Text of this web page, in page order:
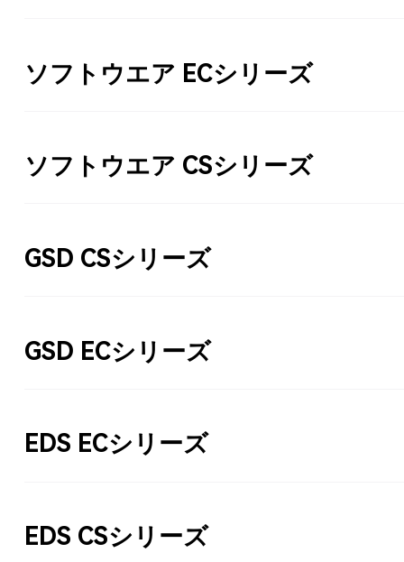
ソフトウエア ECシリーズ
ソフトウエア CSシリーズ
GSD CSシリーズ
GSD ECシリーズ
EDS ECシリーズ
EDS CSシリーズ